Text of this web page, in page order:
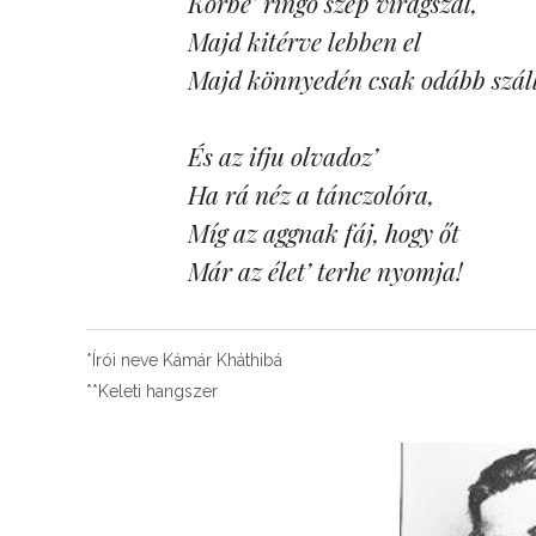
Majd kitérve lebben el
Majd könnyedén csak odább
És az ifju olvadoz’
Ha rá néz a tánczolóra,
Míg az aggnak fáj, hogy őt
Már az élet’ terhe nyomja!
*Írói neve Kámár Kháthibá
**Keleti hangszer